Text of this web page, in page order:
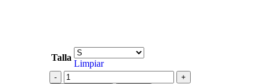
Talla
Limpiar